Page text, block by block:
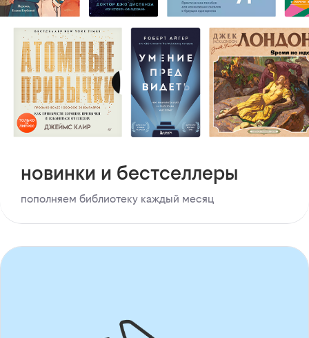
новинки и бестселлеры
пополняем библиотеку каждый месяц